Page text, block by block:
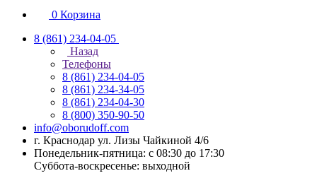
0 Корзина
8 (861) 234-04-05
Назад
Телефоны
8 (861) 234-04-05
8 (861) 234-34-05
8 (861) 234-04-30
8 (800) 350-90-50
info@oborudoff.com
г. Краснодар ул. Лизы Чайкиной 4/6
Понедельник-пятница: с 08:30 до 17:30
Суббота-воскресенье: выходной